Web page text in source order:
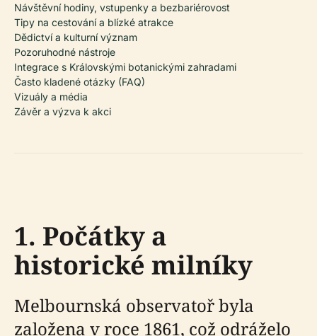
Návštěvní hodiny, vstupenky a bezbariérovost
Tipy na cestování a blízké atrakce
Dědictví a kulturní význam
Pozoruhodné nástroje
Integrace s Královskými botanickými zahradami
Často kladené otázky (FAQ)
Vizuály a média
Závěr a výzva k akci
1. Počátky a
historické milníky
Melbournská observatoř byla
založena v roce 1861, což odráželo